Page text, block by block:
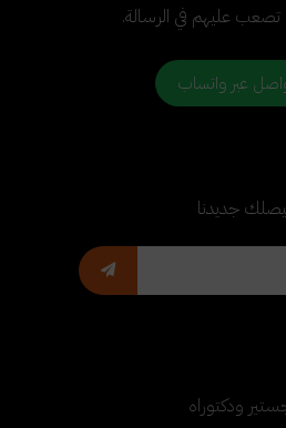
تصعب عليهم في الرسالة.
عبر واتساب
جديدنا
ودكتوراه